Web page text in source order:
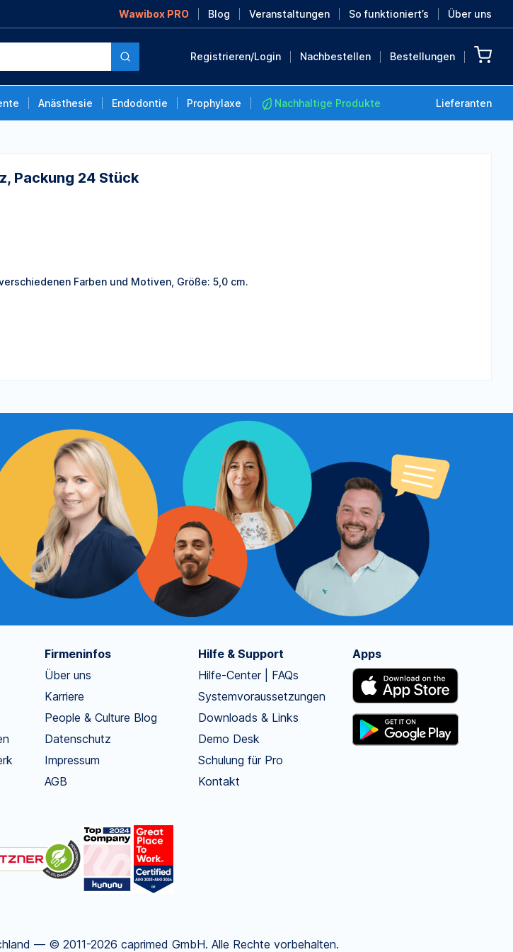
Wawibox PRO Blog Veranstaltungen So funktioniert’s Über uns
Registrieren/Login Nachbestellen Bestellungen
Anästhesie Endodontie Prophylaxe Nachhaltige Produkte Lieferanten
Packung 24 Stück
Farben und Motiven, Größe: 5,0 cm.
Firmeninfos
Über uns
Karriere
People & Culture Blog
Datenschutz
Impressum
AGB
Hilfe & Support
Hilfe-Center | FAQs
Systemvoraussetzungen
Downloads & Links
Demo Desk
Schulung für Pro
Kontakt
Apps
— © 2011-2026 caprimed GmbH. Alle Rechte vorbehalten.